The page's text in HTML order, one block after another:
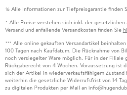
16 Alle Informationen zur Tiefpreisgarantie finden
* Alle Preise verstehen sich inkl. der
Versand und anfallende Versandkosten finden Sie
*** Alle online gekauften Versandartikel
100 Tagen nach Kaufdatum. Die Rücknahme von
noch versiegelter Ware möglich. Für in der
Rückgaberecht von 4 Wochen. Voraussetzung ist
sich der Artikel in wiederverkaufsfähigem
weiterhin die gesetzliche Widerrufsfrist von 14
zu digitalen Produkten per Mail an